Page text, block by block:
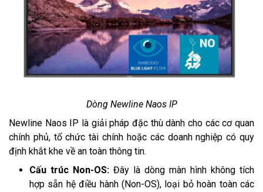
Dòng Newline Naos IP
Newline Naos IP là giải pháp đặc thù dành cho các cơ quan
chính phủ, tổ chức tài chính hoặc các doanh nghiệp có quy
định khắt khe về an toàn thông tin.
Cấu trúc Non-OS: Đây là dòng màn hình không tích
hợp sẵn hệ điều hành (Non-OS), loại bỏ hoàn toàn các